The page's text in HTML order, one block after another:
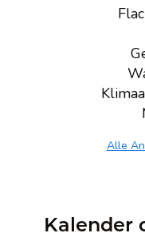
Alle
Kalender